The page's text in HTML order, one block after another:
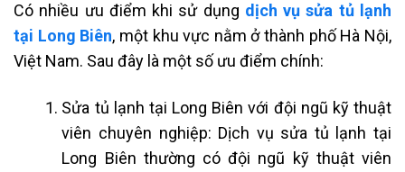
Có nhiều ưu điểm khi sử dụng dịch vụ sửa tủ lạnh
tại Long Biên, một khu vực nằm ở thành phố Hà Nội,
Việt Nam. Sau đây là một số ưu điểm chính:
Sửa tủ lạnh tại Long Biên với đội ngũ kỹ thuật
viên chuyên nghiệp: Dịch vụ sửa tủ lạnh tại
Long Biên thường có đội ngũ kỹ thuật viên